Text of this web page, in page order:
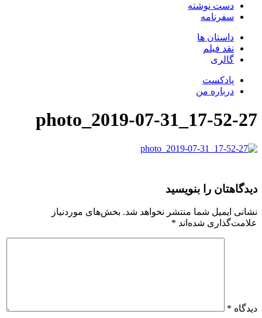
دست نوشته
سفرنامه
داستان ها
نقد فیلم
گالری
پادکست
درباره من
photo_2019-07-31_17-52-27
دیدگاهتان را بنویسید
نشانی ایمیل شما منتشر نخواهد شد. بخش‌های موردنیاز
علامت‌گذاری شده‌اند *
دیدگاه *